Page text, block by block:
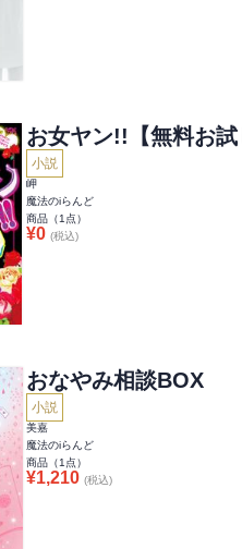
お女ヤン!!【無料お試
小説
岬
魔法のiらんど
商品（1 点）
¥0 (税込)
おなやみ相談BOX
小説
美嘉
魔法のiらんど
商品（1 点）
¥1,210 (税込)